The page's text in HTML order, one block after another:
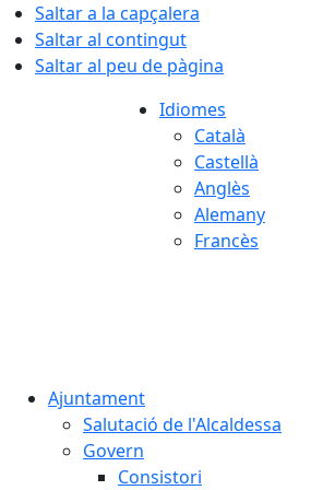
Saltar a la capçalera
Saltar al contingut
Saltar al peu de pàgina
Idiomes
Català
Castellà
Anglès
Alemany
Francès
Ajuntament
Salutació de l'Alcaldessa
Govern
Consistori